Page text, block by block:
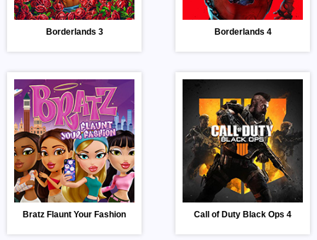
Borderlands 3 Borderlands 4
Bratz Flaunt Your Fashion Call of Duty Black Ops 4